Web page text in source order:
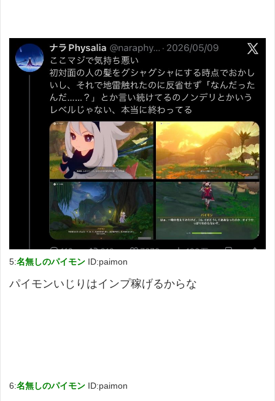
5:名無しのパイモン ID:paimon
パイモンいじりはインプ稼げるからな
6:名無しのパイモン ID:paimon